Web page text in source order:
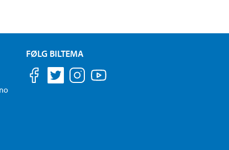
FØLG BILTEMA